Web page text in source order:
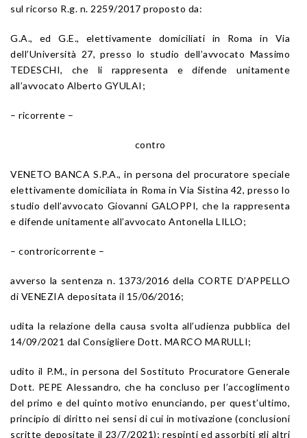
sul ricorso R.g. n. 2259/2017 proposto da:
G.A., ed G.E., elettivamente domiciliati in Roma in Via
dell’Università 27, presso lo studio dell’avvocato Massimo
TEDESCHI, che li rappresenta e difende unitamente
all’avvocato Alberto GYULAI;
– ricorrente –
contro
VENETO BANCA S.P.A., in persona del procuratore speciale
elettivamente domiciliata in Roma in Via Sistina 42, presso lo
studio dell’avvocato Giovanni GALOPPI, che la rappresenta
e difende unitamente all’avvocato Antonella LILLO;
– controricorrente –
avverso la sentenza n. 1373/2016 della CORTE D’APPELLO
di VENEZIA depositata il 15/06/2016;
udita la relazione della causa svolta all’udienza pubblica del
14/09/2021 dal Consigliere Dott. MARCO MARULLI;
udito il P.M., in persona del Sostituto Procuratore Generale
Dott. PEPE Alessandro, che ha concluso per l’accoglimento
del primo e del quinto motivo enunciando, per quest’ultimo,
principio di diritto nei sensi di cui in motivazione (conclusioni
scritte depositate il 23/7/2021); respinti ed assorbiti gli altri